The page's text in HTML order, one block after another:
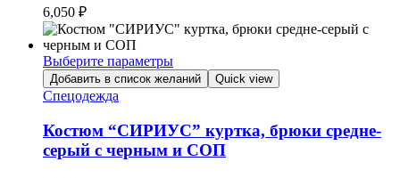
можно
выбрать
на
странице
товара.
6,050 ₽
Выберите параметры
Этот
товар
имеет
несколько
вариаций.
Опции
Добавить в список желаний Quick view
Спецодежда
Костюм “СИРИУС” куртка, брюки средне-
серый с черным и СОП